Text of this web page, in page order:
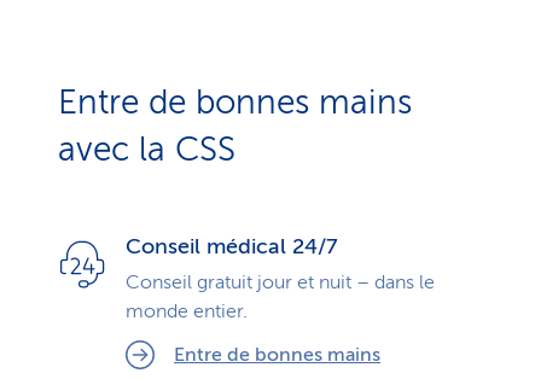
Entre de bonnes mains
avec la CSS
Conseil médical 24/7
Conseil gratuit jour et nuit – dans le
monde entier.
Entre de bonnes mains